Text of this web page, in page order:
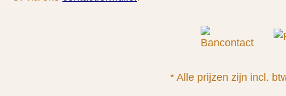
* Alle prijzen zijn incl.